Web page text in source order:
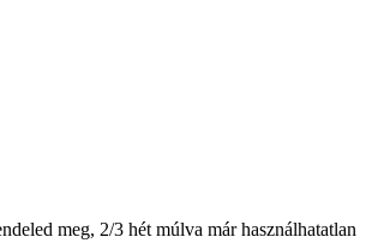
meg, 2/3 hét múlva már használhatatlan